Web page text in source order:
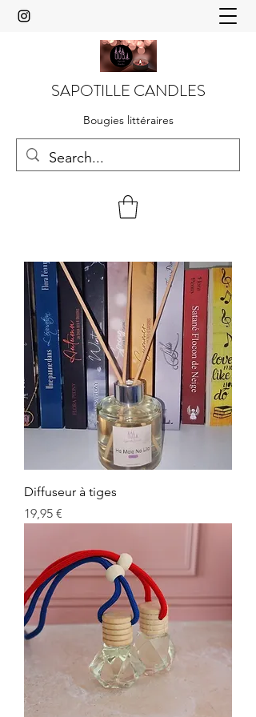
SAPOTILLE CANDLES
Bougies littéraires
Diffuseur à tiges
Prix
19,95 €